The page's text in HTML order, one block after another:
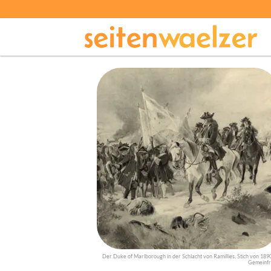
Der Duke of Marlborough in der Schlacht von Ramillies, Stich von